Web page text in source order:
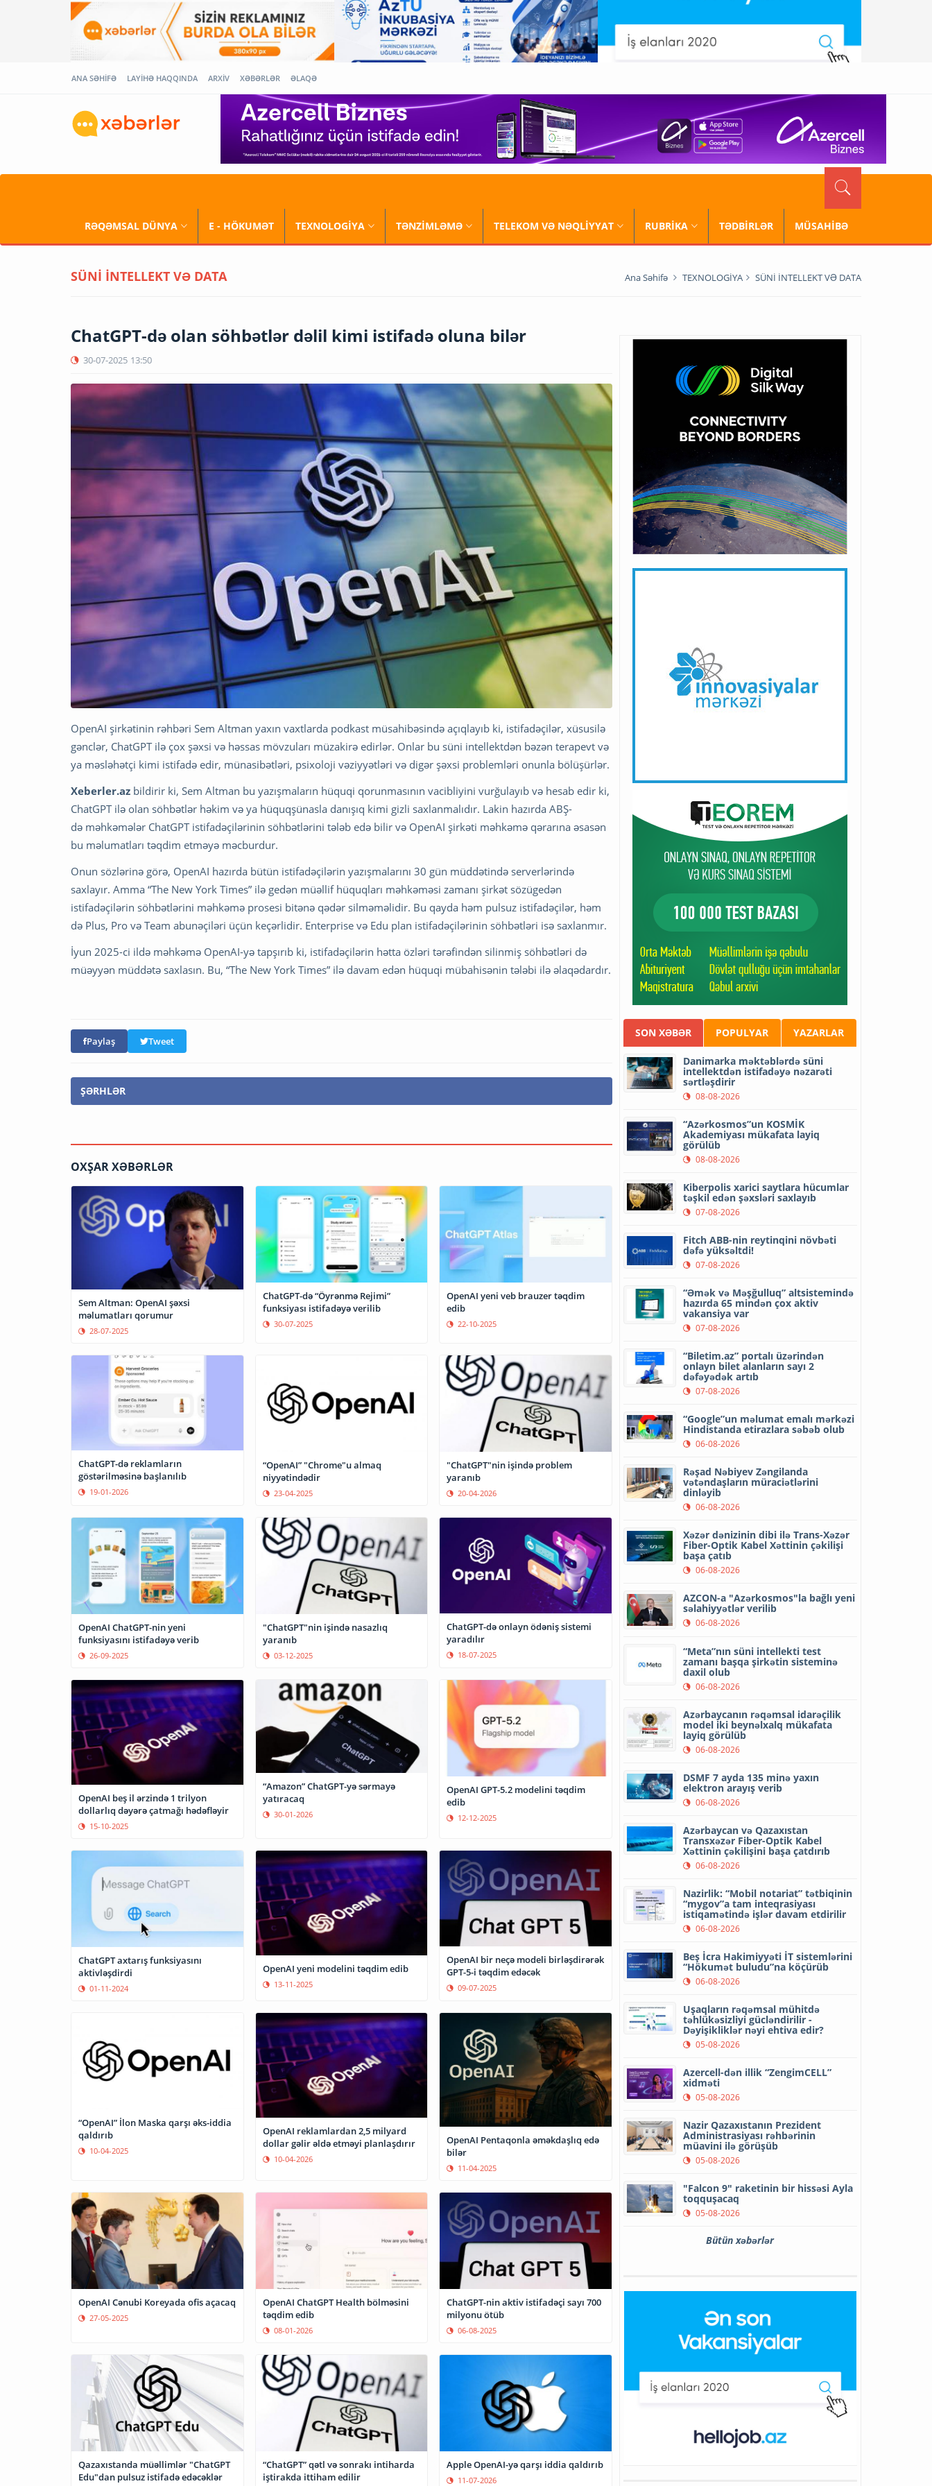
ANA SƏHİFƏ LAYİHƏ HAQQINDA ARXİV XƏBƏRLƏR ƏLAQƏ
RƏQƏMSAL DÜNYA E - HÖKUMƏT TEXNOLOGİYA TƏNZİMLƏMƏ TELEKOM VƏ NƏQLİYYAT RUBRİKA TƏDBİRLƏR MÜSAHİBƏ
SÜNİ İNTELLEKT VƏ DATA Ana Səhifə TEXNOLOGİYA SÜNİ İNTELLEKT VƏ DATA
ChatGPT-də olan söhbətlər dəlil kimi istifadə oluna bilər
30-07-2025 13:50
OpenAI şirkətinin rəhbəri Sem Altman yaxın vaxtlarda podkast müsahibəsində açıqlayıb ki, istifadəçilər, xüsusilə
gənclər, ChatGPT ilə çox şəxsi və həssas mövzuları müzakirə edirlər. Onlar bu süni intellektdən bəzən terapevt və
ya məsləhətçi kimi istifadə edir, münasibətləri, psixoloji vəziyyətləri və digər şəxsi problemləri onunla bölüşürlər.
Xeberler.az bildirir ki, Sem Altman bu yazışmaların hüquqi qorunmasının vacibliyini vurğulayıb və hesab edir ki,
ChatGPT ilə olan söhbətlər həkim və ya hüquqşünasla danışıq kimi gizli saxlanmalıdır. Lakin hazırda ABŞ-
də məhkəmələr ChatGPT istifadəçilərinin söhbətlərini tələb edə bilir və OpenAI şirkəti məhkəmə qərarına əsasən
bu məlumatları təqdim etməyə məcburdur.
Onun sözlərinə görə, OpenAI hazırda bütün istifadəçilərin yazışmalarını 30 gün müddətində serverlərində
saxlayır. Amma “The New York Times” ilə gedən müəllif hüquqları məhkəməsi zamanı şirkət sözügedən
istifadəçilərin söhbətlərini məhkəmə prosesi bitənə qədər silməməlidir. Bu qayda həm pulsuz istifadəçilər, həm
də Plus, Pro və Team abunəçiləri üçün keçərlidir. Enterprise və Edu plan istifadəçilərinin söhbətləri isə saxlanmır.
İyun 2025-ci ildə məhkəmə OpenAI-yə tapşırıb ki, istifadəçilərin hətta özləri tərəfindən silinmiş söhbətləri də
müəyyən müddətə saxlasın. Bu, “The New York Times” ilə davam edən hüquqi mübahisənin tələbi ilə əlaqədardır.
Paylaş Tweet
ŞƏRHLƏR
OXŞAR XƏBƏRLƏR
Sem Altman: OpenAI şəxsi
məlumatları qorumur
28-07-2025
ChatGPT-də “Öyrənmə Rejimi”
funksiyası istifadəyə verilib
30-07-2025
OpenAI yeni veb brauzer təqdim
edib
22-10-2025
ChatGPT-də reklamların
göstərilməsinə başlanılıb
19-01-2026
“OpenAI” "Chrome"u almaq
niyyətindədir
23-04-2025
"ChatGPT"nin işində problem
yaranıb
20-04-2026
OpenAI ChatGPT-nin yeni
funksiyasını istifadəyə verib
26-09-2025
"ChatGPT"nin işində nasazlıq
yaranıb
03-12-2025
ChatGPT-də onlayn ödəniş sistemi
yaradılır
18-07-2025
OpenAI beş il ərzində 1 trilyon
dollarlıq dəyərə çatmağı hədəfləyir
15-10-2025
“Amazon” ChatGPT-yə sərmayə
yatıracaq
30-01-2026
OpenAI GPT-5.2 modelini təqdim
edib
12-12-2025
ChatGPT axtarış funksiyasını
aktivləşdirdi
01-11-2024
OpenAI yeni modelini təqdim edib
13-11-2025
OpenAI bir neçə modeli birləşdirərək
GPT-5-i təqdim edəcək
09-07-2025
“OpenAI” İlon Maska qarşı əks-iddia
qaldırıb
10-04-2025
OpenAI reklamlardan 2,5 milyard
dollar gəlir əldə etməyi planlaşdırır
10-04-2026
OpenAI Pentaqonla əməkdaşlıq edə
bilər
11-04-2025
OpenAI Cənubi Koreyada ofis açacaq
27-05-2025
OpenAI ChatGPT Health bölməsini
təqdim edib
08-01-2026
ChatGPT-nin aktiv istifadəçi sayı 700
milyonu ötüb
06-08-2025
Qazaxıstanda müəllimlər "ChatGPT
Edu"dan pulsuz istifadə edəcəklər
“ChatGPT” qətl və sonrakı intiharda
iştirakda ittiham edilir
Apple OpenAI-yə qarşı iddia qaldırıb
11-07-2026
SON XƏBƏR POPULYAR YAZARLAR
Danimarka məktəblərdə süni
intellektdən istifadəyə nəzarəti
sərtləşdirir
08-08-2026
“Azərkosmos”un KOSMİK
Akademiyası mükafata layiq
görülüb
08-08-2026
Kiberpolis xarici saytlara hücumlar
təşkil edən şəxsləri saxlayıb
07-08-2026
Fitch ABB-nin reytinqini növbəti
dəfə yüksəltdi!
07-08-2026
“Əmək və Məşğulluq” altsistemində
hazırda 65 mindən çox aktiv
vakansiya var
07-08-2026
“Biletim.az” portalı üzərindən
onlayn bilet alanların sayı 2
dəfəyədək artıb
07-08-2026
“Google”un məlumat emalı mərkəzi
Hindistanda etirazlara səbəb olub
06-08-2026
Rəşad Nəbiyev Zəngilanda
vətəndaşların müraciətlərini
dinləyib
06-08-2026
Xəzər dənizinin dibi ilə Trans-Xəzər
Fiber-Optik Kabel Xəttinin çəkilişi
başa çatıb
06-08-2026
AZCON-a "Azərkosmos"la bağlı yeni
səlahiyyətlər verilib
06-08-2026
“Meta”nın süni intellekti test
zamanı başqa şirkətin sisteminə
daxil olub
06-08-2026
Azərbaycanın rəqəmsal idarəçilik
model iki beynəlxalq mükafata
layiq görülüb
06-08-2026
DSMF 7 ayda 135 minə yaxın
elektron arayış verib
06-08-2026
Azərbaycan və Qazaxıstan
Transxəzər Fiber-Optik Kabel
Xəttinin çəkilişini başa çatdırıb
06-08-2026
Nazirlik: “Mobil notariat” tətbiqinin
“mygov”a tam inteqrasiyası
istiqamətində işlər davam etdirilir
06-08-2026
Beş İcra Hakimiyyəti İT sistemlərini
“Hökumət buludu”na köçürüb
06-08-2026
Uşaqların rəqəmsal mühitdə
təhlükəsizliyi gücləndirilir -
Dəyişikliklər nəyi ehtiva edir?
05-08-2026
Azercell-dən illik “ZengimCELL”
xidməti
05-08-2026
Nazir Qazaxıstanın Prezident
Administrasiyası rəhbərinin
müavini ilə görüşüb
05-08-2026
"Falcon 9" raketinin bir hissəsi Ayla
toqquşacaq
05-08-2026
Bütün xəbərlər